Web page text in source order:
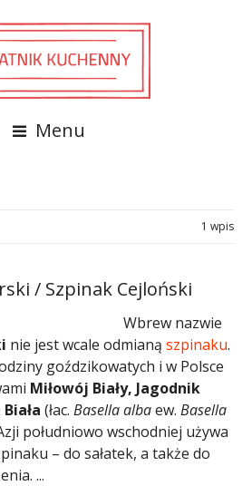
Menu
1 wpis
/ Szpinak Cejloński
Wbrew nazwie
nie jest wcale odmianą szpinaku.
goździkowatych i w Polsce
Miłowój Biały, Jagodnik
(łac. Basella albaew. Basella
południowo wschodniej używa
– do sałatek, a także do
...